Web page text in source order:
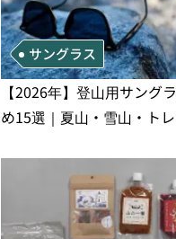
サングラス
【2026年】登山用サング
め15選｜夏山・雪山・ト